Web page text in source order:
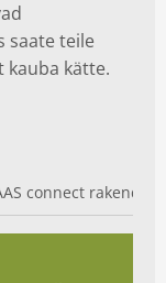
saate teile
kauba kätte.
connect rakendus